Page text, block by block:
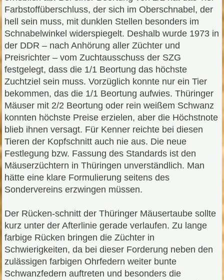
Farbstoffüberschluss, der sich im Oberschnabel, der
hell sein muss, mit dunklen Stellen besonders im
Schnabelwinkel widerspiegelt. Deshalb wurde 1973 in
der DDR – nach Anhörung aller Züchter und
Preisrichter – vom Zuchtausschuss der SZG
festgelegt, dass die 1/1 Beortung das höchste
Zuchtziel sein muss. Vorzüglich konnte nur ein Tier
bekommen, das die 1/1 Beortung aufwies. Thüringer
Mäuser mit 2/2 Beortung oder rein weißem Schwanz
konnten höchste Preise erzielen, aber die Höchstnote
blieb ihnen versagt. Für Kenner reichte bei diesen
Tieren der Kopfschnitt auch nie aus. Die neue
Festlegung bzw. Fassung des Standards ist den
Mäuserzüchtern in Thüringen unverständlich. Man
hätte eine klare Formulierung seitens des
Sondervereins erzwingen müssen.
Der Rücken-schnitt der Thüringer Mäusertaube sollte
kurz unter der Afterlinie gerade verlaufen. Zu lange
farbige Rücken bringen die Züchter in
Schwierigkeiten, da bei dieser Forderung neben den
zulässigen farbigen Ohrfedern weiter bunte
Schwanzfedern auftreten und besonders die